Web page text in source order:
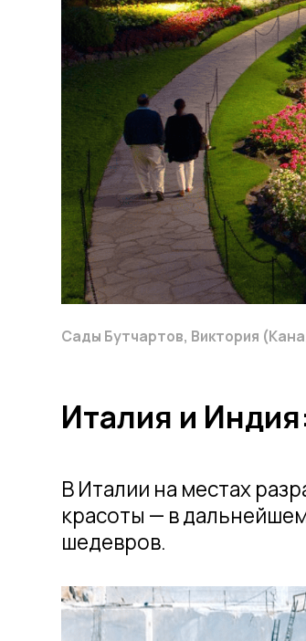
В Италии на местах
красоты — в дальнейшем
шедевров.
Италия и Индия:
Cады Бутчартов, Виктория